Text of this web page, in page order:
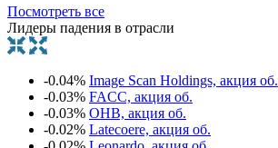
Посмотреть все
Лидеры падения в отрасли
-0.04% Image Scan Holdings, акция об.
-0.03% FACC, акция об.
-0.03% OHB, акция об.
-0.02% Latecoere, акция об.